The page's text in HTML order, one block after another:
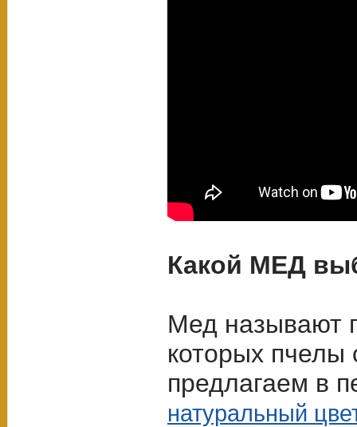
Какой МЕД
Мед называют
которых
предлагаем в
натуральный